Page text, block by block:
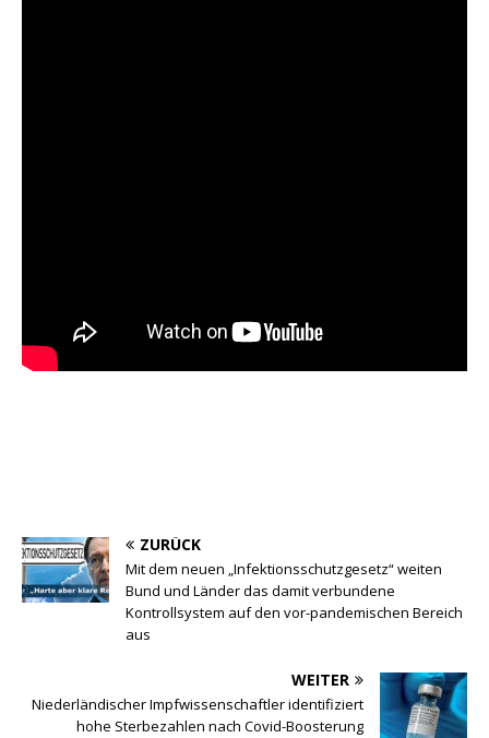
ZURÜCK
Mit dem neuen „Infektionsschutzgesetz“ weiten
Bund und Länder das damit verbundene
Kontrollsystem auf den vor-pandemischen Bereich
aus
WEITER
Niederländischer Impfwissenschaftler identifiziert
hohe Sterbezahlen nach Covid-Boosterung